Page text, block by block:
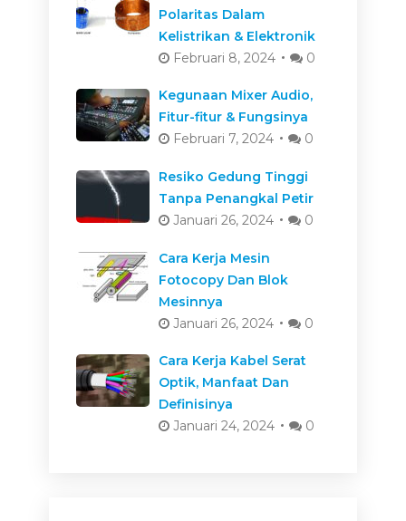
Polaritas Dalam
Kelistrikan & Elektronik
Februari 8, 2024
0
Kegunaan Mixer Audio,
Fitur-fitur & Fungsinya
Februari 7, 2024
0
Resiko Gedung Tinggi
Tanpa Penangkal Petir
Januari 26, 2024
0
Cara Kerja Mesin
Fotocopy Dan Blok
Mesinnya
Januari 26, 2024
0
Cara Kerja Kabel Serat
Optik, Manfaat Dan
Definisinya
Januari 24, 2024
0